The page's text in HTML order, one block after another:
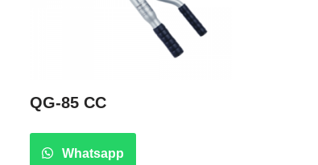
QG-85 CC
Whatsapp